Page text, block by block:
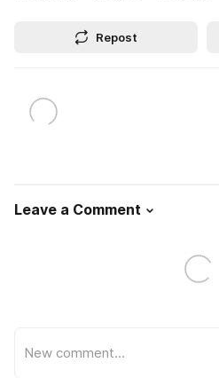
Repost
Leave a Comment